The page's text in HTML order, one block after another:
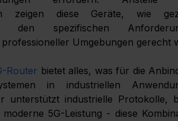
zeigen diese Geräte, wie
den spezifischen
Umgebungen gerecht
Router bietet alles, was für die
in industriellen
unterstützt industrielle Protokolle,
5G-Leistung - diese